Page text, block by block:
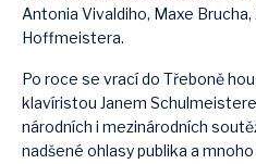
Antonia Vivaldiho, Maxe
Hoffmeistera.
Po roce se vrací do Třeboně
klavíristou Janem
národních i mezinárodních
nadšené ohlasy publika a